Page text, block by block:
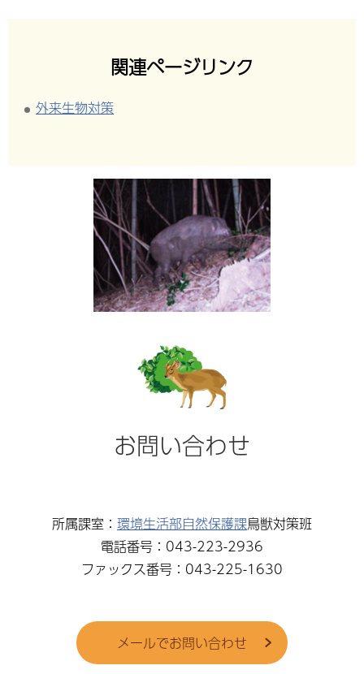
関連ページリンク
外来生物対策
お問い合わせ
所属課室： 環境生活部自然保護課鳥獣対策班
電話番号：043-223-2936
ファックス番号：043-225-1630